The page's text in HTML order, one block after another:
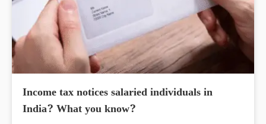
Income tax notices salaried individuals in
India? What you know?